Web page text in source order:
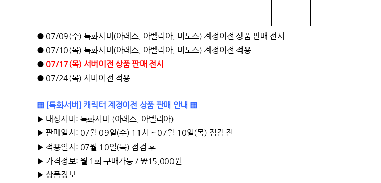
● 07/09(수) 특화서버(아레스, 아벨리아, 미노스) 계정이전 상품 판매 전시
● 07/10(목) 특화서버(아레스, 아벨리아, 미노스) 계정이전 적용
● 07/17(목) 서버이전 상품 판매 전시
● 07/24(목) 서버이전 적용
▒ [특화서버] 캐릭터 계정이전 상품 판매 안내 ▒
▶ 대상서버: 특화서버 (아레스, 아벨리아)
▶ 판매일시: 07월 09일(수) 11시 ~ 07월 10일(목) 점검 전
▶ 적용일시: 07월 10일(목) 점검 후
▶ 가격정보: 월 1회 구매가능 / \15,000원
▶ 상품정보